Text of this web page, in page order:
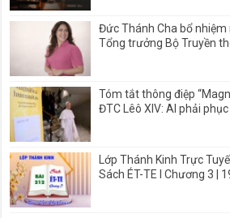
Đức Thánh Cha bổ
Tổng trưởng Bộ Truyền
Tóm tắt thông điệp
ĐTC Lêô XIV: AI phải
Lớp Thánh Kinh Trực
Sách ÉT-TE I Chương 3 |